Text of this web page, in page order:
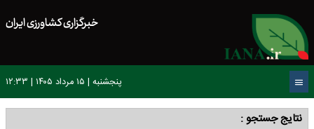
خبرگزاری کشاورزی ایران
پنجشنبه | ۱۵ مرداد ۱۴۰۵ | ۱۲:۳۳
نتایج جستجو :